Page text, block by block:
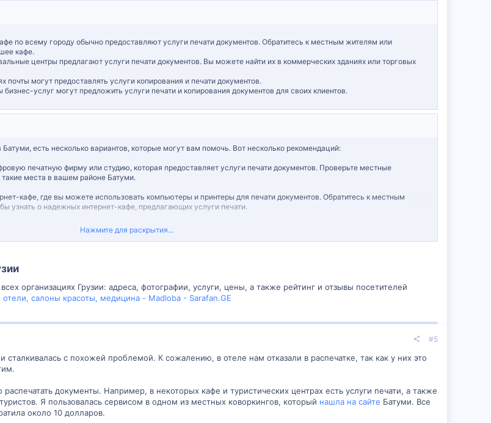
по всему городу обычно предоставляют услуги печати документов. Обратитесь к местным жителям или
кафе.
центры предлагают услуги печати документов. Вы можете найти их в коммерческих зданиях или торговых
почты могут предоставлять услуги копирования и печати документов.
бизнес-услуг могут предложить услуги печати и копирования документов для своих клиентов.
есть несколько вариантов, которые могут вам помочь. Вот несколько рекомендаций:
печатную фирму или студию, которая предоставляет услуги печати документов. Проверьте местные
места в вашем районе Батуми.
кафе, где вы можете использовать компьютеры и принтеры для печати документов. Обратитесь к местным
узнать о надежных интернет-кафе, предлагающих услуги печати.
обратиться в их бизнес-центр или административную службу и узнать о возможности печати документов. Обычно
есть копировальные центры, которые предлагают услуги как печати, так и копирования документов. Они
зонах города.
мест в Батуми и узнать о их услугах, ценах и доступности. Также рекомендуется сделать резервирование или
есть все необходимое для печати вашего документа.
Нажмите для раскрытия...
организациях Грузии: адреса, фотографии, услуги, цены, а также рейтинг и отзывы посетителей
салоны красоты, медицина - Madloba - Sarafan.GE
#5
с похожей проблемой. К сожалению, в отеле нам отказали в распечатке, так как у них это
документы. Например, в некоторых кафе и туристических центрах есть услуги печати, а также
Я пользовалась сервисом в одном из местных коворкингов, который нашла на сайте Батуми. Все
около 10 долларов.